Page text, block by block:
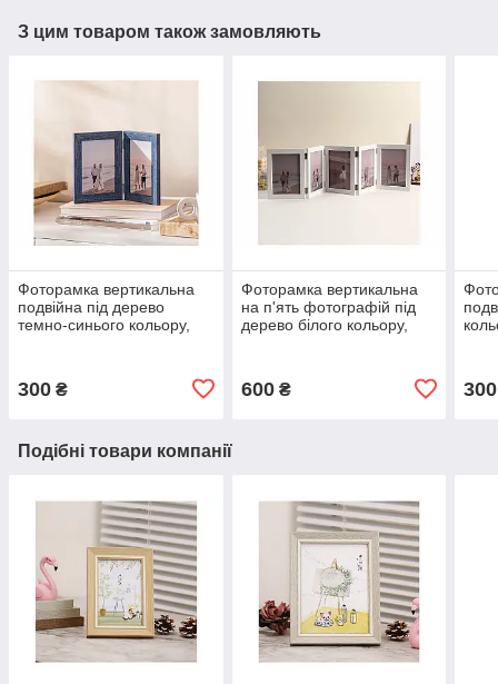
З цим товаром також замовляють
Фоторамка вертикальна
подвійна під дерево
темно-синього кольору,
300 ₴
Фоторамка вертикальна
на п'ять фотографій під
дерево білого кольору,
600₴ 300
Подібні товари компанії